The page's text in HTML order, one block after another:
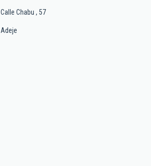
Calle Chabu , 57
Adeje